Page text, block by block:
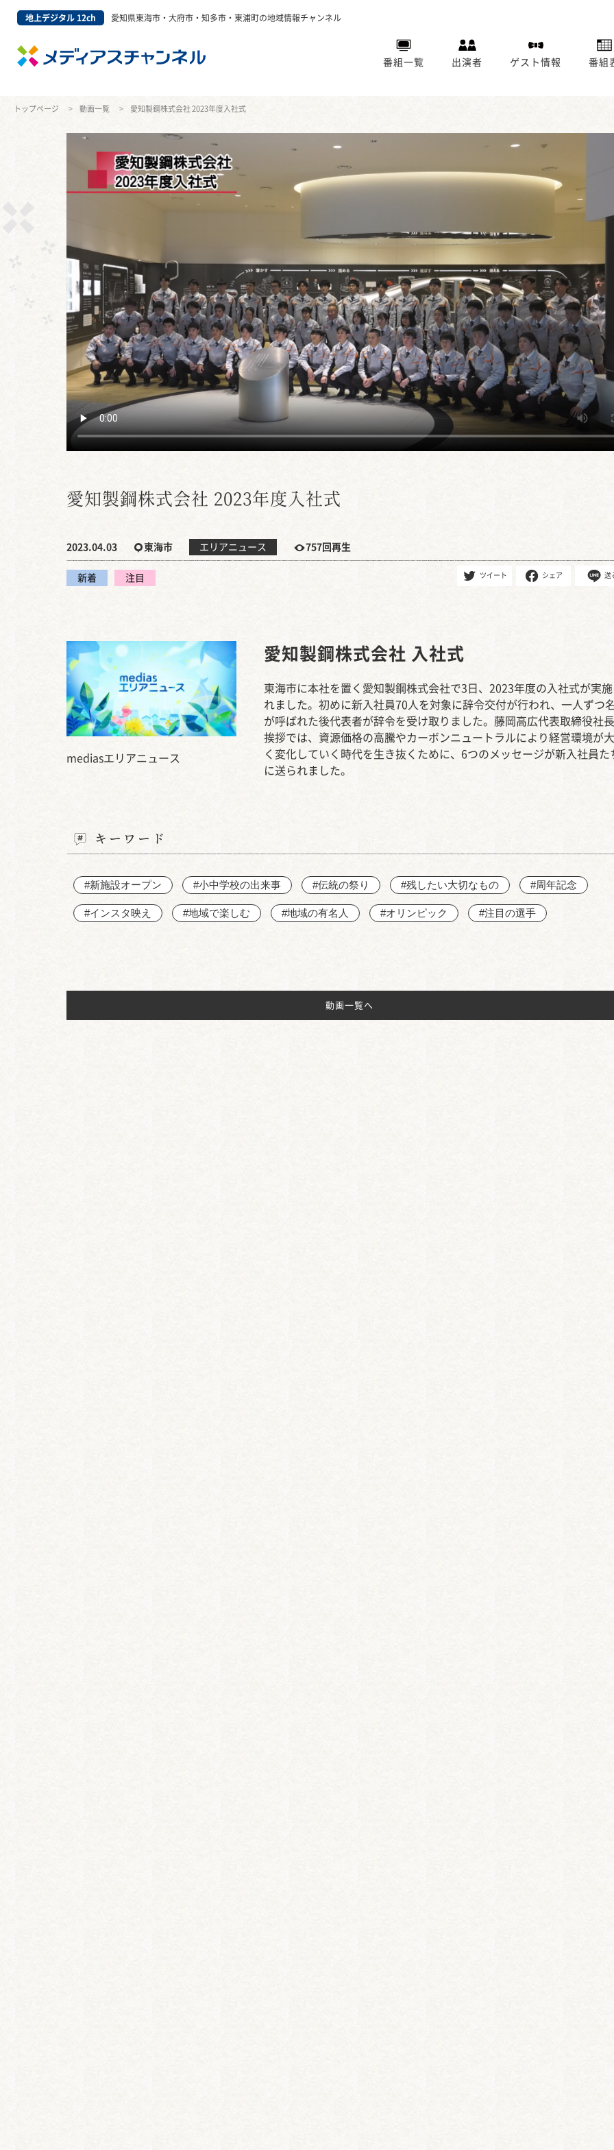
地上デジタル 12ch 愛知県東海市・大府市・知多市・東浦町の地域情報チャンネル
番組一覧 出演者 ゲスト情報 番組
トップページ 動画一覧 愛知製鋼株式会社 2023年度入社式
愛知製鋼株式会社 2023年度入社式
2023.04.03 東海市 エリアニュース 757回再生
新着 注目 ツイート シェア 送
mediasエリアニュース
愛知製鋼株式会社 入社式
東海市に本社を置く愛知製鋼株式会社で3日、2023年度の入社式が実
れました。初めに新入社員70人を対象に辞令交付が行われ、一人ずつ
が呼ばれた後代表者が辞令を受け取りました。藤岡高広代表取締役社
挨拶では、資源価格の高騰やカーボンニュートラルにより経営環境が
く変化していく時代を生き抜くために、6つのメッセージが新入社員た
に送られました。
キーワード
#新施設オープン #小中学校の出来事 #伝統の祭り #残したい大切なもの #周年記念
#インスタ映え #地域で楽しむ #地域の有名人 #オリンピック #注目の選手
動画一覧へ